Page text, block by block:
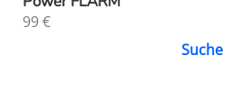
99€
Suche